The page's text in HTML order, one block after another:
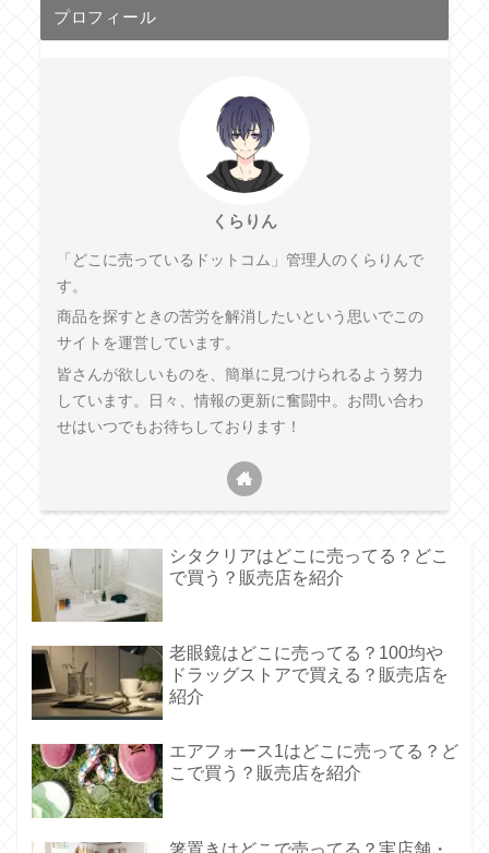
プロフィール
くらりん
「どこに売っているドットコム」管理人のくらりんで
す。
商品を探すときの苦労を解消したいという思いでこの
サイトを運営しています。
皆さんが欲しいものを、簡単に見つけられるよう努力
しています。日々、情報の更新に奮闘中。お問い合わ
せはいつでもお待ちしております！
シタクリアはどこに売ってる？どこ
で買う？販売店を紹介
老眼鏡はどこに売ってる？100均や
ドラッグストアで買える？販売店を
紹介
エアフォース1はどこに売ってる？ど
こで買う？販売店を紹介
箸置きはどこで売ってる？実店舗・